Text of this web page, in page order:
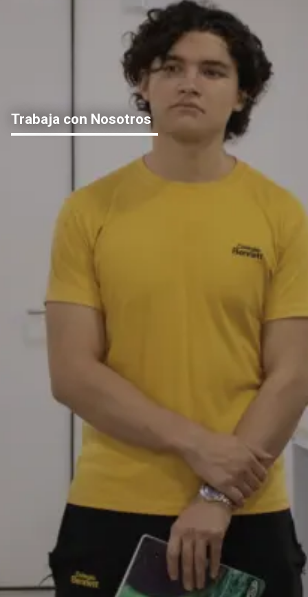
Trabaja con Nosotros